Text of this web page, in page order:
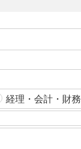
経理・会計・財務